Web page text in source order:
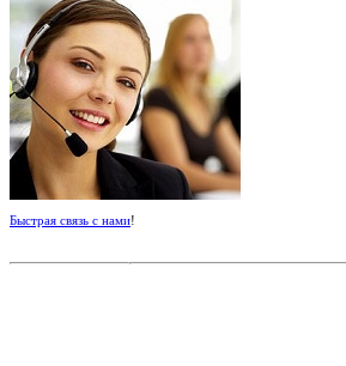
Быстрая связь с нами!